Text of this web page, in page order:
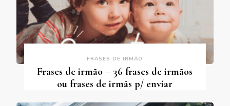
FRASES DE IRMÃO
Frases de irmão – 36 frases de irmãos
ou frases de irmãs p/ enviar